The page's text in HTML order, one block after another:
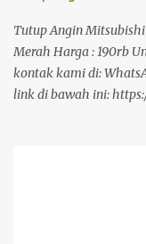
Tutup Angin
Merah Harga : 190rb
kontak kami di:
link di bawah ini: